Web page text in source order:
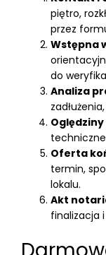
piętro,
przez
Wstępna
do
Analiza
Oferta
termin,
lokalu.
Akt
finalizacja i